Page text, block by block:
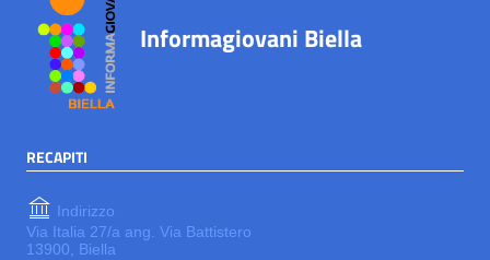
Informagiovani Biella
RECAPITI
Indirizzo
Via Italia 27/a ang. Via Battistero
13900, Biella